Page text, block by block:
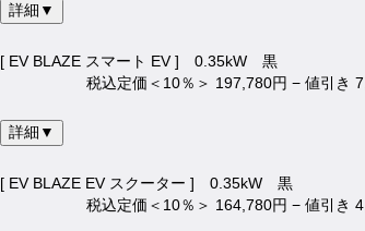
詳細▼
[ EV BLAZE スマート EV ] 0.35kW 黒
税込定価＜10％＞ 197,780円 − 値引き
詳細▼
[ EV BLAZE EV スクーター ] 0.35kW 黒
税込定価＜10％＞ 164,780円 − 値引き